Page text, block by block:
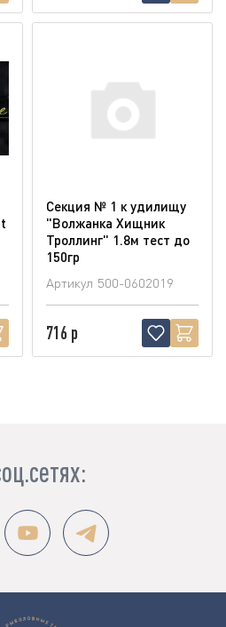
Секция № 1 к удилищу
"Волжанка Хищник
Троллинг" 1.8м тест до
150гр
Артикул 500-0602019
716 р